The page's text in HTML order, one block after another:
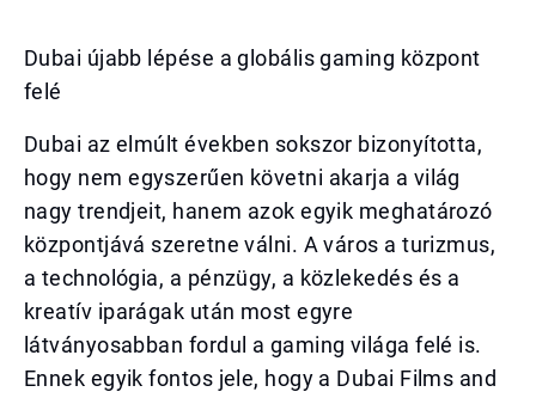
Dubai újabb lépése a globális gaming központ
felé
Dubai az elmúlt években sokszor bizonyította,
hogy nem egyszerűen követni akarja a világ
nagy trendjeit, hanem azok egyik meghatározó
központjává szeretne válni. A város a turizmus,
a technológia, a pénzügy, a közlekedés és a
kreatív iparágak után most egyre
látványosabban fordul a gaming világa felé is.
Ennek egyik fontos jele, hogy a Dubai Films and